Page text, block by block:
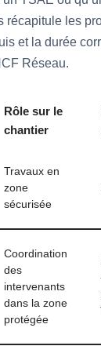
récapitule les
et la durée
Réseau.
Rôle sur le
chantier
Travaux en
zone
sécurisée
Coordination
des
intervenants
dans la zone
protégée